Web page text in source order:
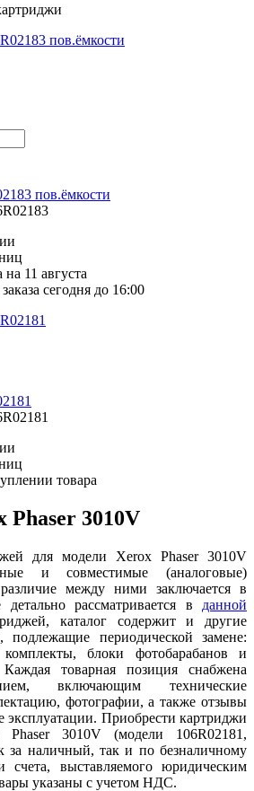
пов.ёмкости
на 11 августа
сегодня до 16:00
товара
Phaser 3010V
для модели Xerox Phaser 3010V
и совместимые (аналоговые)
между ними заключается в
рассматривается в данной
каталог содержит и другие
подлежащие периодической замене:
блоки фотобарабанов и
товарная позиция снабжена
включающим технические
фотографии, а также отзывы
эксплуатации. Приобрести картриджи
3010V (модели 106R02181,
за наличный, так и по безналичному
счета, выставляемого юридическим
указаны с учетом НДС.